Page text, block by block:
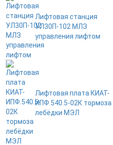
Лифтовая станция
УЛ30П-102 МЛЗ
управления лифтом
Лифтовая плата КИАТ-
ИПФ.540.5-02К тормоза
лебёдки МЭЛ